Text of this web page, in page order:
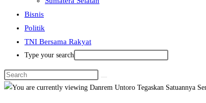
Bisnis
Politik
TNI Bersama Rakyat
Type your search